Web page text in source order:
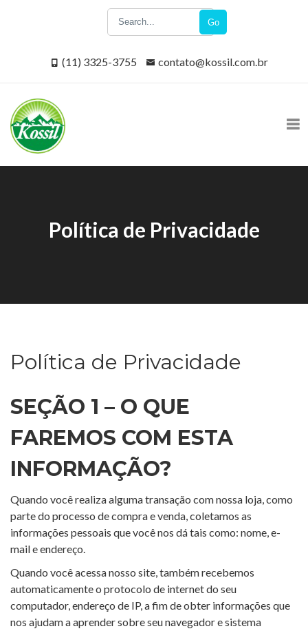
Go
(11) 3325-3755 contato@kossil.com.br
Política de Privacidade
Política de Privacidade
SEÇÃO 1 – O QUE
FAREMOS COM ESTA
INFORMAÇÃO?
Quando você realiza alguma transação com nossa loja, como
parte do processo de compra e venda, coletamos as
informações pessoais que você nos dá tais como: nome, e-
mail e endereço.
Quando você acessa nosso site, também recebemos
automaticamente o protocolo de internet do seu
computador, endereço de IP, a fim de obter informações que
nos ajudam a aprender sobre seu navegador e sistema